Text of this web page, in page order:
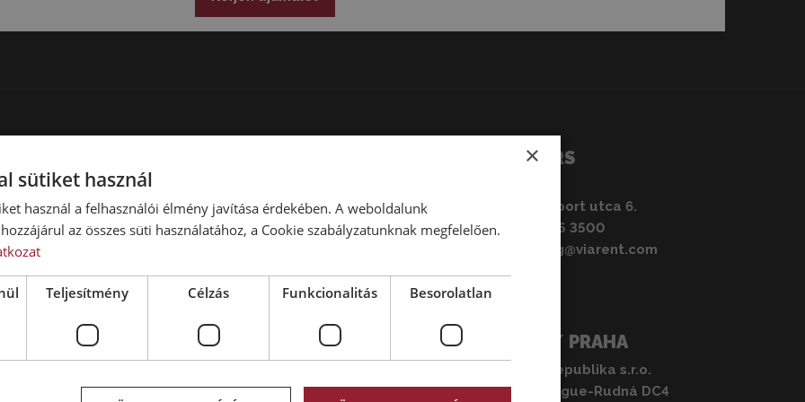
Felhívjuk figyelmét, hogy a képek csak illusztrációs célokat szolgálnak, és a kínálatban
Viarent Kft.
1097 Budapest, Táblás utca 38.
Telefon:+36 1 505 3500
HU – BUDAÖRS
2040 Budaörs, Sport utca 6.
Telefon:
+36 1 505 3500
marketing@viarent.com
RS – BELGRÁD / BEOGRAD
Sretenjska 4, 11272, Dobanovci,
CZ – PRÁGA / PRAHA
VIARENT Česká republika s.r.o.
Prologis Park Prague-Rudná DC4
×
sütiket használ
használ a felhasználói élmény javítása érdekében. A weboldalunk
az összes süti használatához, a Cookie szabályzatunknak megfelelően.
Teljesítmény Célzás Funkcionalitás Besorolatlan